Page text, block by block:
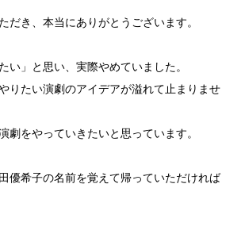
だき、本当にありがとうございます。
い」と思い、実際やめていました。
りたい演劇のアイデアが溢れて止まりませ
劇をやっていきたいと思っています。
優希子の名前を覚えて帰っていただければ